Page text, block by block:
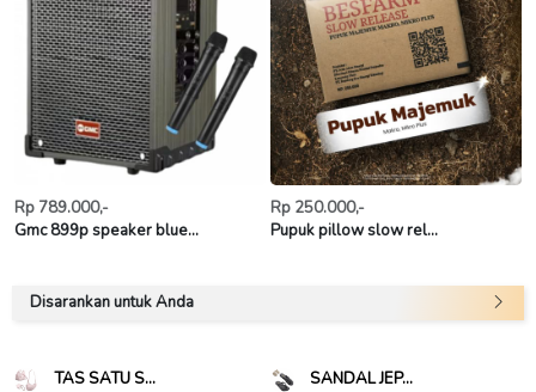
Rp 789.000,-
Gmc 899p speaker blue...
Rp 250.000,-
Pupuk pillow slow rel...
Disarankan untuk Anda
TAS SATU S... SANDAL JEP...